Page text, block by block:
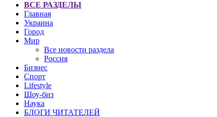
ВСЕ РАЗДЕЛЫ
Главная
Украина
Город
Мир
Все новости раздела
Россия
Бизнес
Спорт
Lifestyle
Шоу-биз
Наука
БЛОГИ ЧИТАТЕЛЕЙ